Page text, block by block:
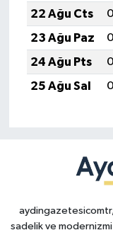
22 Ağu Cts
23 Ağu Paz
24 Ağu Pts
25 Ağu Sal
sadelik ve